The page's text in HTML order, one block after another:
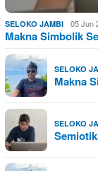
SELOKO JAMBI 05 Jun
Makna Simbolik
SELOKO
Makna
SELOKO